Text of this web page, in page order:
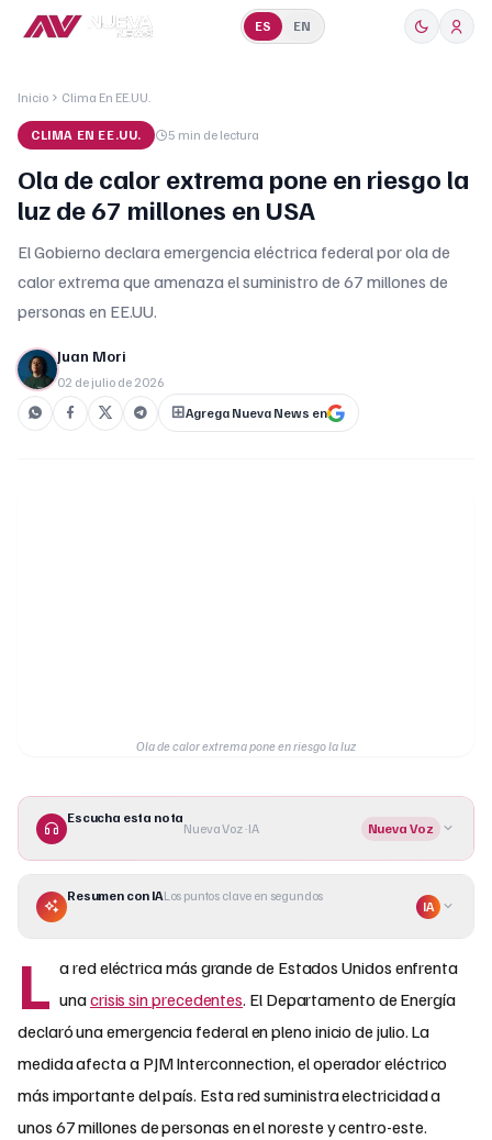
ES EN
Inicio Clima En EE.UU.
CLIMA EN EE.UU. 5 min de lectura
Ola de calor extrema pone en riesgo la
luz de 67 millones en USA
El Gobierno declara emergencia eléctrica federal por ola de
calor extrema que amenaza el suministro de 67 millones de
personas en EE.UU.
Juan Mori
02 de julio de 2026
Agrega Nueva News en
Ola de calor extrema pone en riesgo la luz
Escucha esta nota
Nueva Voz · IA Nueva Voz
Resumen con IALos puntos clave en segundos
IA
L a red eléctrica más grande de Estados Unidos enfrenta
unacrisis sin precedentes. El Departamento de Energía
declaró una emergencia federal en pleno inicio de julio. La
medida afecta a PJM Interconnection, el operador eléctrico
más importante del país. Esta red suministra electricidad a
unos 67 millones de personas en el noreste y centro-este.